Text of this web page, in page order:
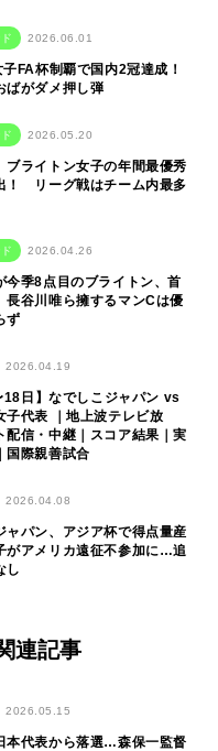
2026.06.01
FA杯制覇で国内2冠達成！
がダメ押し弾
2026.05.20
ブライトン女子の年間最優秀
！ リーグ戦はチーム内最多
2026.04.26
今季8点目のブライトン、首
谷川唯ら擁するマンCは優
ず
2026.04.19
18日】なでしこジャパン vs
子代表 ｜地上波テレビ放
配信・中継｜スコア結果｜実
国際親善試合
2026.04.08
ャパン、アジア杯で得点量産
がアメリカ遠征不参加に…追
し
連記事
2026.05.15
本代表から落選…森保一監督